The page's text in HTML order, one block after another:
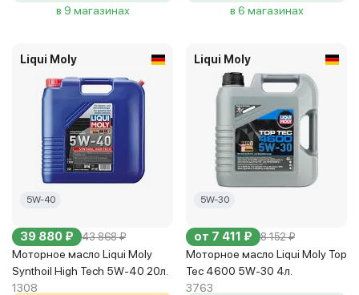
в 9 магазинах
в 6 магазинах
Liqui Moly
5W-40
39 880 ₽ 43 868 ₽
Моторное масло Liqui Moly
Synthoil High Tech 5W-40 20л.
1308
Liqui Moly
5W-30
от 7 411 ₽ 8 152 ₽
Моторное масло Liqui Moly Top
Tec 4600 5W-30 4л.
3763